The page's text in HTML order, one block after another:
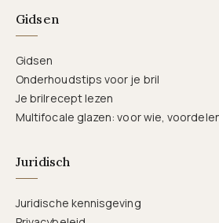
Gidsen
Gidsen
Onderhoudstips voor je bril
Je brilrecept lezen
Multifocale glazen: voor wie,
Juridisch
Juridische kennisgeving